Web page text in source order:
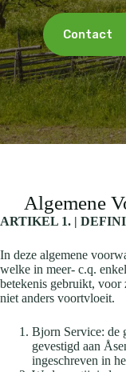
Contact
Algemene
ARTIKEL 1. |
In deze algemene
welke in meer- c.q.
betekenis gebruikt, voor
niet anders voortvloeit.
Bjorn Service: de
gevestigd aan
ingeschreven in